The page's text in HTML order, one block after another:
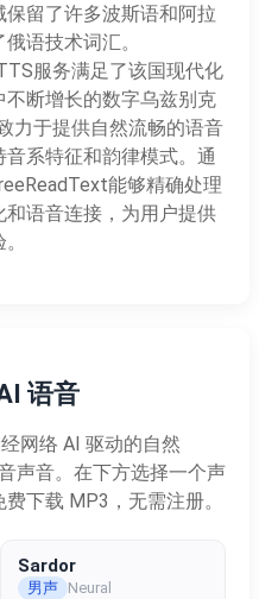
留了许多波斯语和阿拉
语技术词汇。
服务满足了该国现代化
断增长的数字乌兹别克
力于提供自然流畅的语音
系特征和韵律模式。通
能够精确处理
语音连接，为用户提供
语音
网络 AI 驱动的自然
声音。在下方选择一个声
下载 MP3，无需注册。
Sardor
男声 Neural